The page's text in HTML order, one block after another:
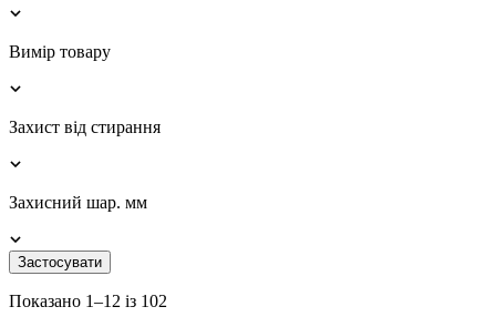
Вимір товару
Захист від стирання
Захисний шар. мм
Застосувати
Показано 1–12 із 102